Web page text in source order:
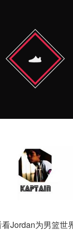
Jordan为男篮世